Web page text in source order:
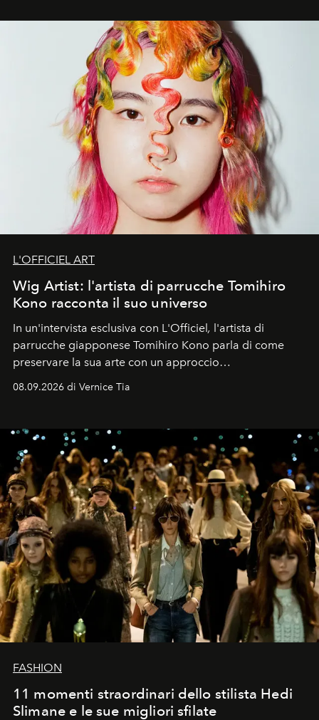
L'OFFICIEL ART
Wig Artist: l'artista di parrucche Tomihiro
Kono racconta il suo universo
In un'intervista esclusiva con L'Officiel, l'artista di
parrucche giapponese Tomihiro Kono parla di come
preservare la sua arte con un approccio
08.09.2026 di Vernice Tia
FASHION
11 momenti straordinari dello stilista Hedi
Slimane e le sue migliori sfilate